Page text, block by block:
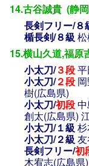
14.古谷誠貴 (静
長剣フリー/８
楯長剣/８級
15.横山久道,福原
小太刀/３段
小太刀/２段
樹(広島県)
小太刀/初段
創太(広島県)
小太刀/１級
小太刀/２級
長剣フリー/初
木宥志(広島県)